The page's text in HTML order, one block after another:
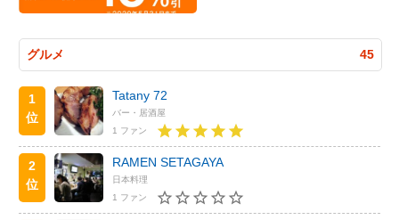
グルメ 45
1
位
Tatany 72
バー・居酒屋
1 ファン
2
位
RAMEN SETAGAYA
日本料理
1 ファン